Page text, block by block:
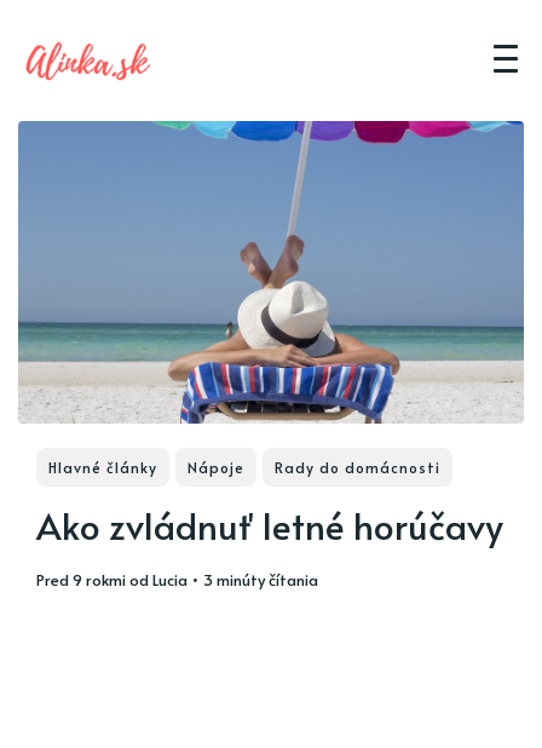
Hlavné články Nápoje Rady do domácnosti
Ako zvládnuť letné horúčavy
pred 9 rokmiodLucia • 3 minúty čítania